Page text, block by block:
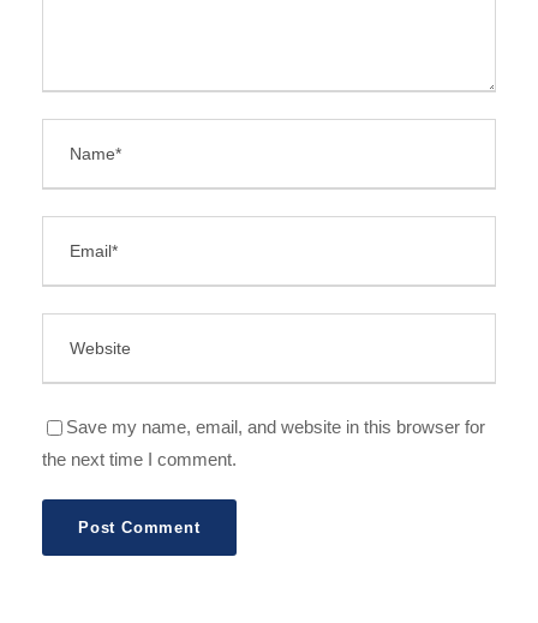
Save my name, email, and website in this browser for
the next time I comment.